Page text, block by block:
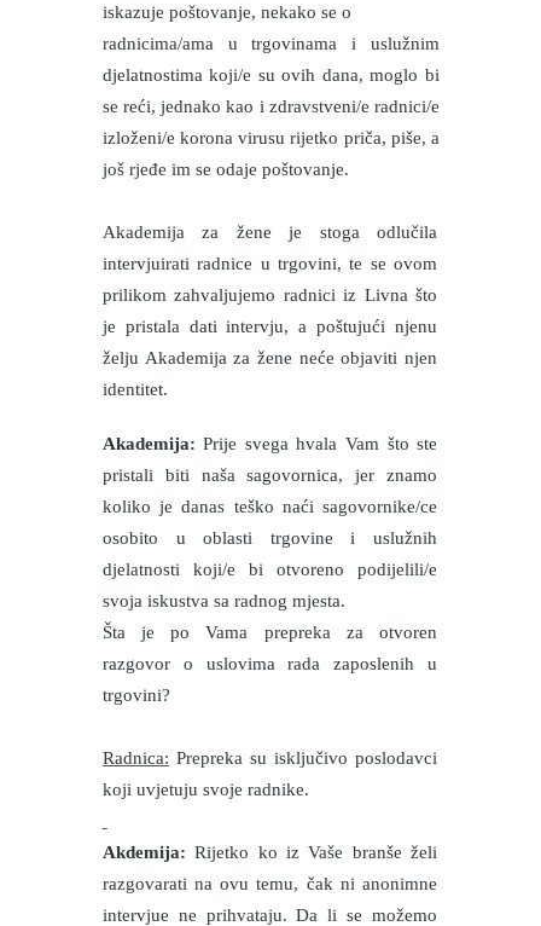
iskazuje poštovanje, nekako se o
radnicima/ama u trgovinama i uslužnim
djelatnostima koji/e su ovih dana, moglo bi
se reći, jednako kao i zdravstveni/e radnici/e
izloženi/e korona virusu rijetko priča, piše, a
još rjeđe im se odaje poštovanje.
Akademija za žene je stoga odlučila
intervjuirati radnice u trgovini, te se ovom
prilikom zahvaljujemo radnici iz Livna što
je pristala dati intervju, a poštujući njenu
želju Akademija za žene neće objaviti njen
identitet.
Akademija:Prije svega hvala Vam što ste
pristali biti naša sagovornica, jer znamo
koliko je danas teško naći sagovornike/ce
osobito u oblasti trgovine i uslužnih
djelatnosti koji/e bi otvoreno podijelili/e
svoja iskustva sa radnog mjesta.
Šta je po Vama prepreka za otvoren
razgovor o uslovima rada zaposlenih u
trgovini?
Radnica: Prepreka su isključivo poslodavci
koji uvjetuju svoje radnike.
Akdemija:Rijetko ko iz Vaše branše želi
razgovarati na ovu temu, čak ni anonimne
intervjue ne prihvataju. Da li se možemo